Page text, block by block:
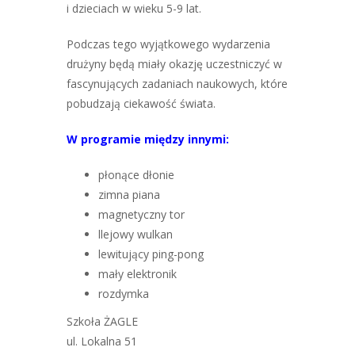
i dzieciach w wieku 5-9 lat.
Podczas tego wyjątkowego wydarzenia
drużyny będą miały okazję uczestniczyć w
fascynujących zadaniach naukowych, które
pobudzają ciekawość świata.
W programie między innymi:
płonące dłonie
zimna piana
magnetyczny tor
llejowy wulkan
lewitujący ping-pong
mały elektronik
rozdymka
Szkoła ŻAGLE
ul. Lokalna 51